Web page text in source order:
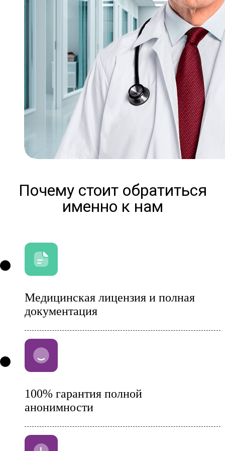
Почему стоит обратиться
именно к нам
Медицинская лицензия и полная
документация
100% гарантия полной
анонимности